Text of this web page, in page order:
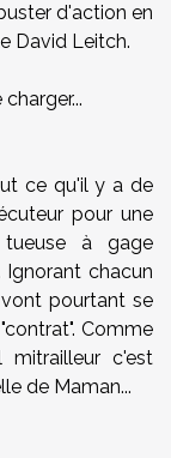
d'action en
David Leitch.
ce qu'il y a de
pour une
à gage
Ignorant chacun
pourtant se
Comme
c'est
de Maman...